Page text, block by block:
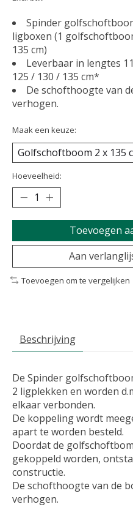
Spinder
ligboxen (1
135 cm)
Leverbaar in lengtes
125 / 130 / 135 cm*
De schofthoogte van
verhogen.
Maak een keuze:
Hoeveelheid:
Toevoegen
Aan
Toevoegen om te vergelijken
Beschrijving
De Spinder
2 ligplekken en worden
elkaar verbonden.
De koppeling wordt
apart te worden besteld.
Doordat de
gekoppeld worden,
constructie.
De schofthoogte van de
verhogen.